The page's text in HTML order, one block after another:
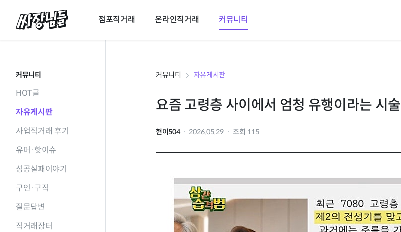
싸장님들 점포직거래 온라인직거래 커뮤니티
커뮤니티
HOT글
자유게시판
사업직거래 후기
유머·핫이슈
성공실패이야기
구인·구직
질문답변
직거래장터
커뮤니티 자유게시판
요즘 고령층 사이에서 엄청 유행이라는 시술
현이504 2026.05.29 조회 115